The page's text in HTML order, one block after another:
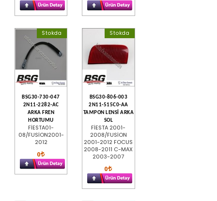
Stokda
BSG30-730-047
2N11-2282-AC
ARKA FREN
HORTUMU
FİESTA01-
08/FUSİON2001-
2012
0
Stokda
BSG30-806-003
2N11-515C0-AA
TAMPON LENSİ ARKA
SOL
FİESTA 2001-
2008/FUSİON
2001-2012 FOCUS
2008-2011 C-MAX
2003-2007
0